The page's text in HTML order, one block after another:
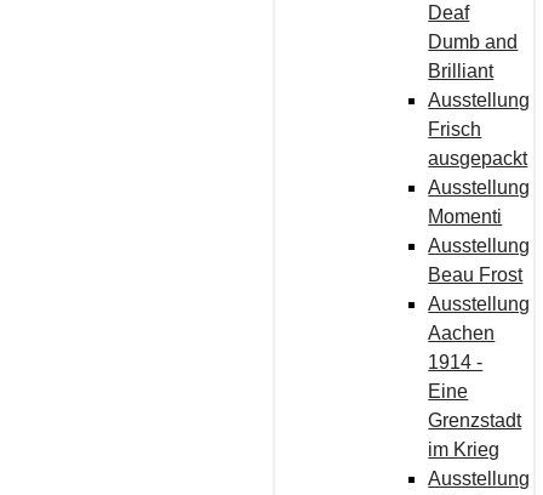
Deaf
Dumb and
Brilliant
Ausstellung
Frisch
ausgepackt
Ausstellung
Momenti
Ausstellung
Beau Frost
Ausstellung
Aachen
1914 -
Eine
Grenzstadt
im Krieg
Ausstellung